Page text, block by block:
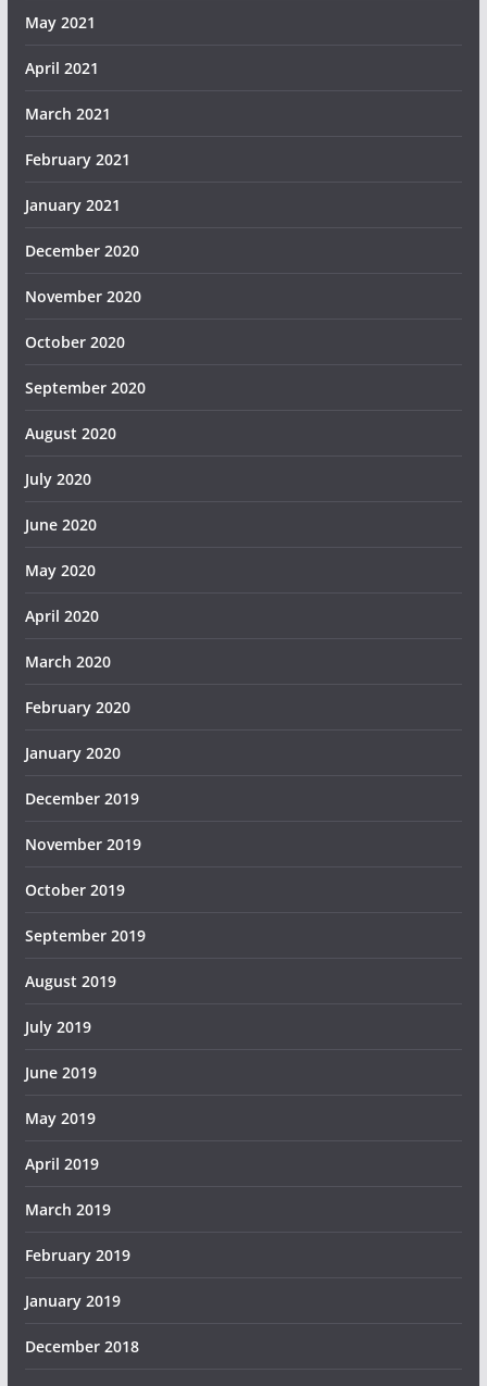
May 2021
April 2021
March 2021
February 2021
January 2021
December 2020
November 2020
October 2020
September 2020
August 2020
July 2020
June 2020
May 2020
April 2020
March 2020
February 2020
January 2020
December 2019
November 2019
October 2019
September 2019
August 2019
July 2019
June 2019
May 2019
April 2019
March 2019
February 2019
January 2019
December 2018